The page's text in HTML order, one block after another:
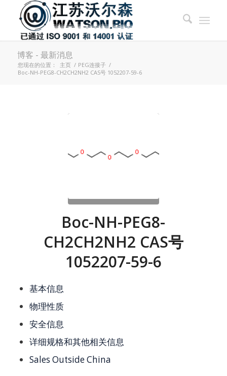
博客 - 最新消息
您现在的位置： 主页 / PEG连接子 /
Boc-NH-PEG8-CH2CH2NH2 CAS号 1052207-59-6
Boc-NH-PEG8-
CH2CH2NH2 CAS号
1052207-59-6
基本信息
物理性质
安全信息
详细规格和其他相关信息
Sales Outside China